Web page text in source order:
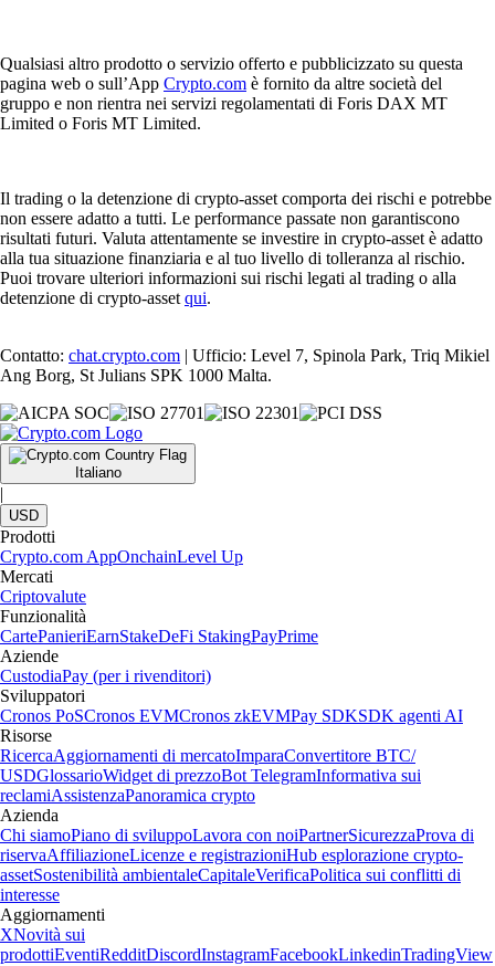
Qualsiasi altro prodotto o servizio offerto e pubblicizzato su questa
pagina web o sull’App Crypto.com è fornito da altre società del
gruppo e non rientra nei servizi regolamentati di Foris DAX MT
Limited o Foris MT Limited.
Il trading o la detenzione di crypto-asset comporta dei rischi e potrebbe
non essere adatto a tutti. Le performance passate non garantiscono
risultati futuri. Valuta attentamente se investire in crypto-asset è adatto
alla tua situazione finanziaria e al tuo livello di tolleranza al rischio.
Puoi trovare ulteriori informazioni sui rischi legati al trading o alla
detenzione di crypto-asset qui.
Contatto: chat.crypto.com | Ufficio: Level 7, Spinola Park, Triq Mikiel
Ang Borg, St Julians SPK 1000 Malta.
Italiano
|
USD
Prodotti
Crypto.com AppOnchainLevel Up
Mercati
Criptovalute
Funzionalità
CartePanieriEarnStakeDeFi StakingPayPrime
Aziende
CustodiaPay (per i rivenditori)
Sviluppatori
Cronos PoSCronos EVMCronos zkEVMPay SDKSDK agenti AI
Risorse
RicercaAggiornamenti di mercatoImparaConvertitore BTC/
USDGlossarioWidget di prezzoBot TelegramInformativa sui
reclamiAssistenzaPanoramica crypto
Azienda
Chi siamoPiano di sviluppoLavora con noiPartnerSicurezzaProva di
riservaAffiliazioneLicenze e registrazioniHub esplorazione crypto-
assetSostenibilità ambientaleCapitaleVerificaPolitica sui conflitti di
interesse
Aggiornamenti
XNovità sui
prodottiEventiRedditDiscordInstagramFacebookLinkedinTradingView